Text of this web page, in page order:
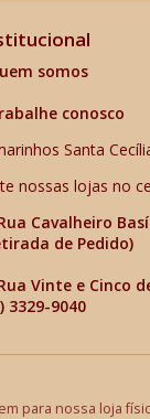
somos
conosco
Santa
nossas lojas no
Cavalheiro
de Pedido)
Vinte e Cinco
3329-9040
para nossa loja